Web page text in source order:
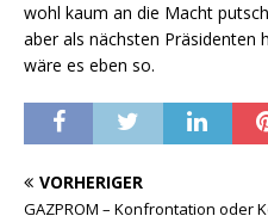
wohl kaum an die Macht
aber als nächsten Präsidenten
wäre es eben so.
VORHERIGER
GAZPROM – Konfrontation oder